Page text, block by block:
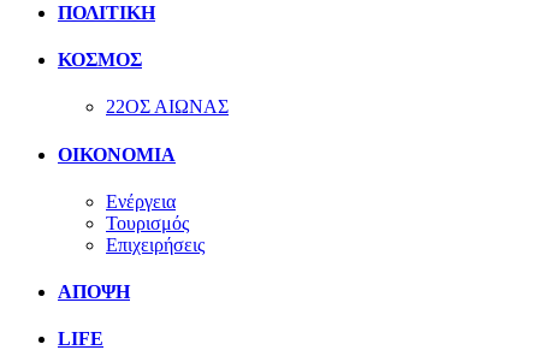
ΠΟΛΙΤΙΚΗ
ΚΟΣΜΟΣ
22ΟΣ ΑΙΩΝΑΣ
ΟΙΚΟΝΟΜΙΑ
Ενέργεια
Τουρισμός
Επιχειρήσεις
ΑΠΟΨΗ
LIFE